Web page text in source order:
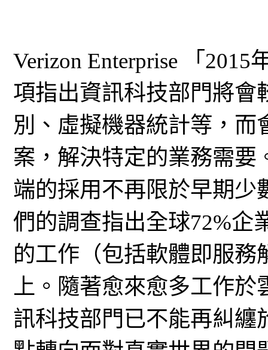
Verizon Enterprise 「
項指出資訊科技部門將會
別、虛擬機器統計等，
案，解決特定的業務需要
端的採用不再限於早期少
們的調查指出全球72%企
的工作（包括軟體即服務
上。隨著愈來愈多工作於
訊科技部門已不能再糾纏